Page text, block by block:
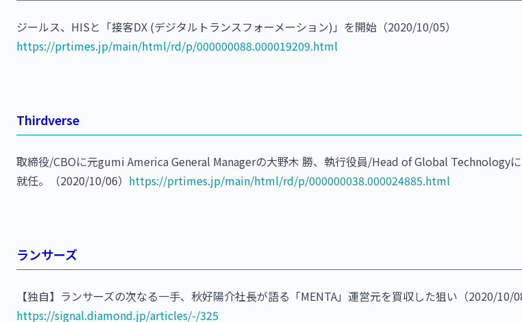
ジールス、HISと「接客DX (デジタルトランスフォーメーション)」を開始（2020/10/05）
https://prtimes.jp/main/html/rd/p/000000088.000019209.html
Thirdverse
取締役/CBOに元gumi America General Managerの大野木 勝、執行役員/Head of Global Technology
就任。（2020/10/06） https://prtimes.jp/main/html/rd/p/000000038.000024885.html
ランサーズ
【独自】ランサーズの次なる一手、秋好陽介社長が語る「MENTA」運営元を買収した狙い（2020/10/08
https://signal.diamond.jp/articles/-/325